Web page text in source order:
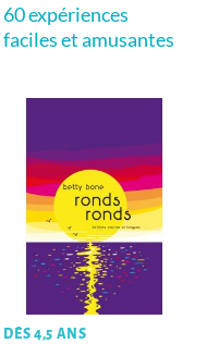
60 expériences
faciles et amusantes
DÈS 4,5 ANS